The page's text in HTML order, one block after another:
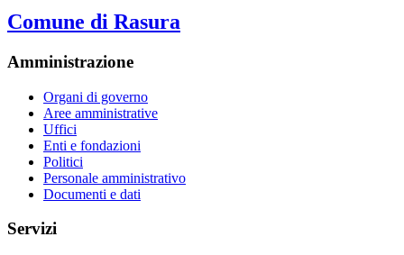
Comune di Rasura
Amministrazione
Organi di governo
Aree amministrative
Uffici
Enti e fondazioni
Politici
Personale amministrativo
Documenti e dati
Servizi